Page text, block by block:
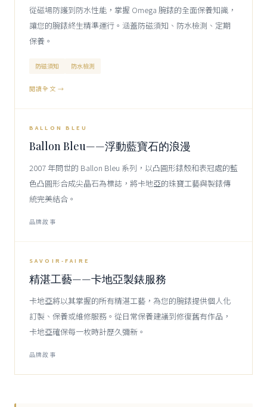
從磁場防護到防水性能，掌握 Omega 腕錶的全面保養知識，
讓您的腕錶終生精準運行。涵蓋防磁須知、防水檢測、定期
保養。
防磁須知 防水檢測
閱讀全文 →
2007
CARTIER
BALLON BLEU
Ballon Bleu——浮動藍寶石的浪漫
2007 年問世的 Ballon Bleu 系列，以凸圓形錶殼和表冠處的藍
色凸圓形合成尖晶石為標誌，將卡地亞的珠寶工藝與製錶傳
統完美結合。
品牌故事
SF
CARTIER
SAVOIR-FAIRE
精湛工藝——卡地亞製錶服務
卡地亞將以其掌握的所有精湛工藝，為您的腕錶提供個人化
訂製、保養或維修服務。從日常保養建議到修復舊有作品，
卡地亞確保每一枚時計歷久彌新。
品牌故事